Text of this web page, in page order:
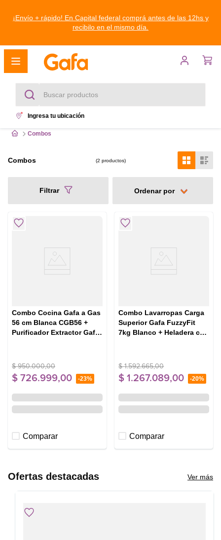
¡Envío + rápido! En Capital federal comprá antes de las 12hs y
recibilo en el mismo día.
Buscar productos
lavarropas
Ingresa tu ubicación
Combos
Combos 2 productos
Filtrar
Combo Cocina Gafa a Gas
56 cm Blanca CGB56 +
Purificador Extractor Gafa
$ 950.000,00
$ 726.999,00 -23%
Comparar
Combo Lavarropas Carga
Superior Gafa FuzzyFit
7kg Blanco + Heladera con
$ 1.592.665,00
$ 1 .267.089,00 -20%
Comparar
Ofertas destacadas Ver más